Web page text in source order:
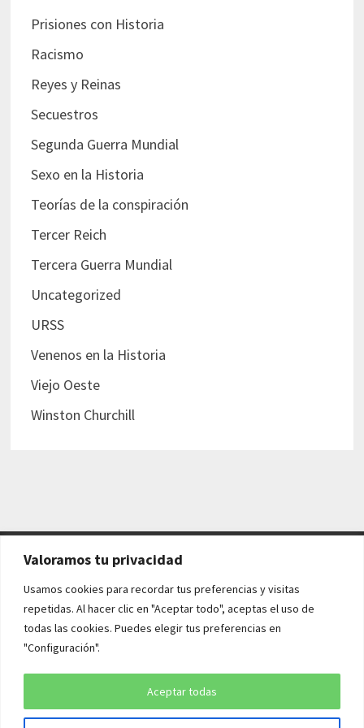
Valoramos tu privacidad
Usamos cookies para recordar tus preferencias y visitas
repetidas. Al hacer clic en "Aceptar todo", aceptas el uso de
todas las cookies. Puedes elegir tus preferencias en
"Configuración".
Aceptar todas
Prisiones con Historia
Racismo
Reyes y Reinas
Secuestros
Segunda Guerra Mundial
Sexo en la Historia
Teorías de la conspiración
Tercer Reich
Tercera Guerra Mundial
Uncategorized
URSS
Venenos en la Historia
Viejo Oeste
Winston Churchill
AVISO LEGAL Y POLÍTICAS
Aviso legal
Política de cookies